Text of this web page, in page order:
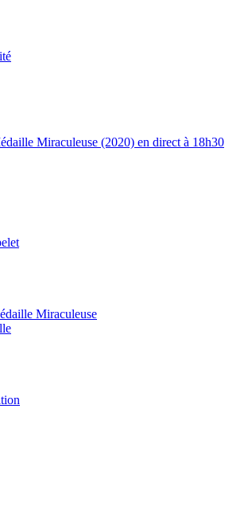
Miraculeuse (2020) en direct à 18h30
Miraculeuse